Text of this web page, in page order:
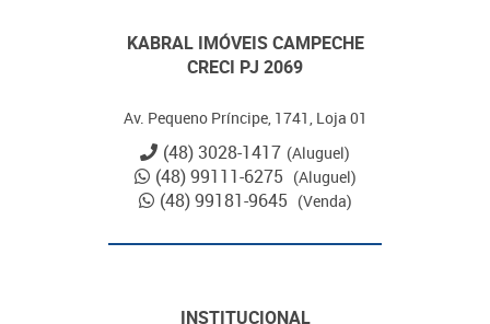
KABRAL IMÓVEIS CAMPECHE
CRECI PJ 2069
Av. Pequeno Príncipe, 1741, Loja 01
(48) 3028-1417 (Aluguel)
(48) 99111-6275 (Aluguel)
(48) 99181-9645 (Venda)
INSTITUCIONAL